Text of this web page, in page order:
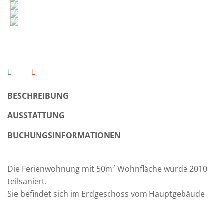
BESCHREIBUNG
AUSSTATTUNG
BUCHUNGSINFORMATIONEN
Die Ferienwohnung mit 50m² Wohnfläche wurde 2010
teilsaniert.
Sie befindet sich im Erdgeschoss vom Hauptgebäude